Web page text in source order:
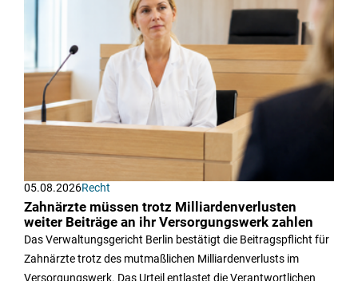
05.08.2026Recht
Zahnärzte müssen trotz Milliardenverlusten
weiter Beiträge an ihr Versorgungswerk zahlen
Das Verwaltungsgericht Berlin bestätigt die Beitragspflicht für
Zahnärzte trotz des mutmaßlichen Milliardenverlusts im
Versorgungswerk. Das Urteil entlastet die Verantwortlichen